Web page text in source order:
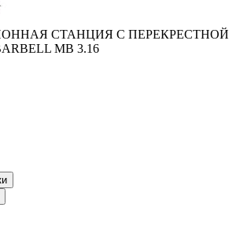
СТАНЦИЯ С ПЕРЕКРЕСТНОЙ
MB 3.16